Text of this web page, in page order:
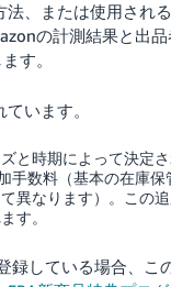
、または使用され
の計測結果と出
す。
います。
と時期によって決定
手数料（基本の在庫
異なります）。この
す。
録している場合、こ